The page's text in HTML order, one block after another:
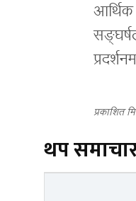
प्रकाशित
थप